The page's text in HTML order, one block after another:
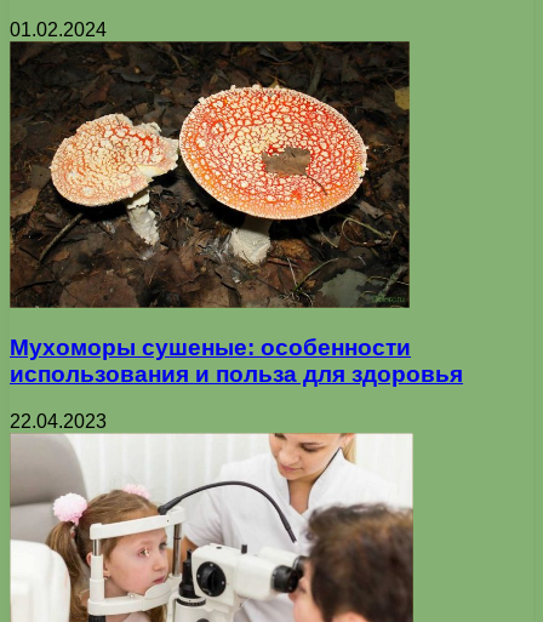
01.02.2024
Мухоморы сушеные: особенности
использования и польза для здоровья
22.04.2023